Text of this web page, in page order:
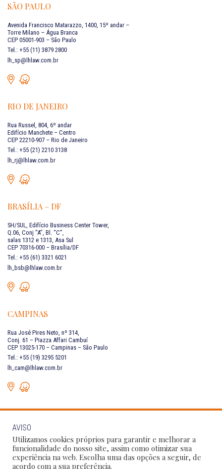
SÃO PAULO
Avenida Francisco Matarazzo, 1400, 15º andar –
Torre Milano – Água Branca
CEP 05001-903 – São Paulo
Tel.: +55 (11) 3879 2800
lh_sp@lhlaw.com.br
RIO DE JANEIRO
Rua Russel, 804, 6º andar
Edifício Manchete – Centro
CEP 22210-907 – Rio de Janeiro
Tel.: +55 (21) 2210 3138
lh_rj@lhlaw.com.br
BRASÍLIA – DF
SH/SUL, Edifício Business Center Tower,
Q.06, Conj “A”, Bl. “C”,
salas 1312 e 1313, Asa Sul
CEP 70316-000 – Brasília/DF
Tel.: +55 (61) 3321 6021
lh_bsb@lhlaw.com.br
CAMPINAS
Rua José Pires Neto, nº 314,
Conj. 61 – Piazza Affari Cambuí
CEP 13025-170 – Campinas – São Paulo
Tel.: +55 (19) 3295 5201
lh_cam@lhlaw.com.br
FALE CONOSCO
Siga as nossas redes sociais:
AVISO
Utilizamos cookies próprios para garantir e melhorar a
funcionalidade do nosso site, assim como otimizar sua
experiência na web. Escolha uma das opções a seguir, de
acordo com a sua preferência.